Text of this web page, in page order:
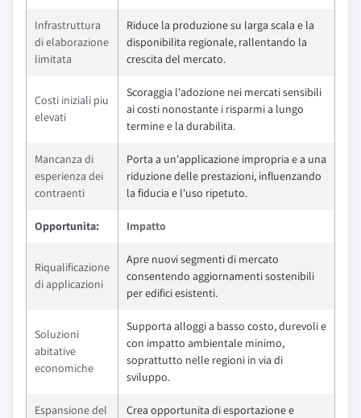
Infrastruttura
di elaborazione
limitata
Riduce la produzione su larga scala e la
disponibilita regionale, rallentando la
crescita del mercato.
Costi iniziali piu
elevati
Scoraggia l'adozione nei mercati sensibili
ai costi nonostante i risparmi a lungo
termine e la durabilita.
Mancanza di
esperienza dei
contraenti
Porta a un'applicazione impropria e a una
riduzione delle prestazioni, influenzando
la fiducia e l'uso ripetuto.
Opportunita: Impatto
Riqualificazione
di applicazioni
Apre nuovi segmenti di mercato
consentendo aggiornamenti sostenibili
per edifici esistenti.
Soluzioni
abitative
economiche
Supporta alloggi a basso costo, durevoli e
con impatto ambientale minimo,
soprattutto nelle regioni in via di
sviluppo.
Espansione del
Crea opportunita di esportazione e